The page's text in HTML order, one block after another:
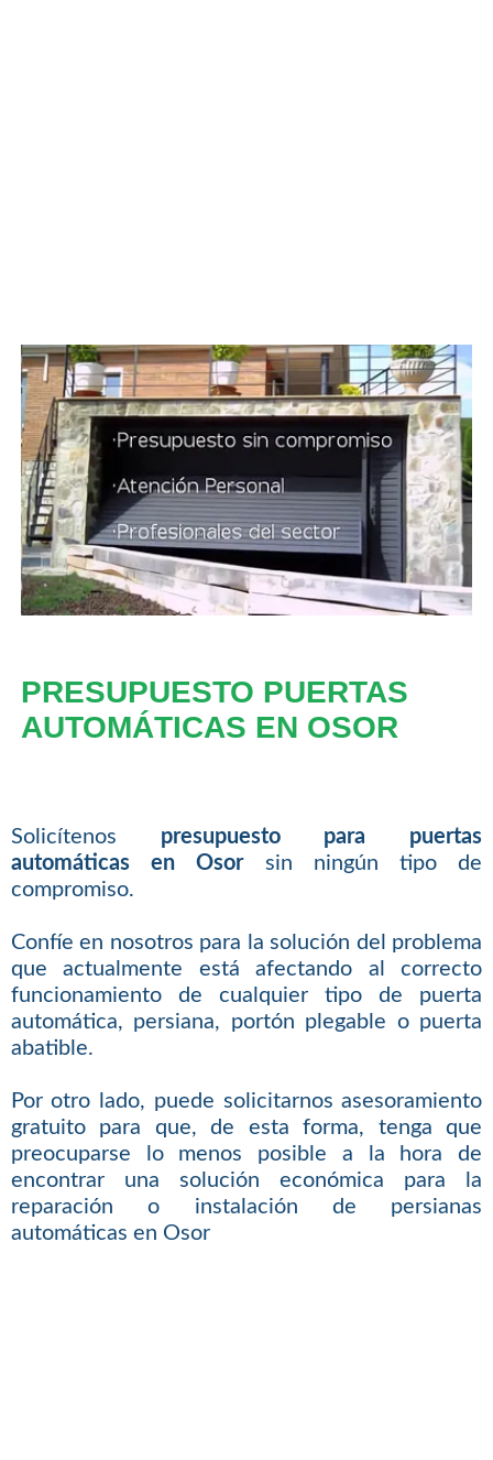
PRESUPUESTO PUERTAS
AUTOMÁTICAS EN OSOR
Solicítenos presupuesto para puertas
automáticas en Osorsin ningún tipo de
compromiso.
Confíe en nosotros para la solución del problema
que actualmente está afectando al correcto
funcionamiento de cualquier tipo de puerta
automática, persiana, portón plegable o puerta
abatible.
Por otro lado, puede solicitarnos asesoramiento
gratuito para que, de esta forma, tenga que
preocuparse lo menos posible a la hora de
encontrar una solución económica para la
reparación o instalación de persianas
automáticas en Osor